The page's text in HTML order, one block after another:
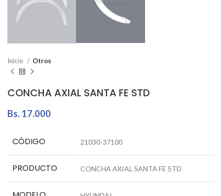
Inicio Otros
CONCHA AXIAL SANTA FE STD
Bs. 17.000
CÓDIGO 21030-37100
PRODUCTO CONCHA AXIAL SANTA FE STD